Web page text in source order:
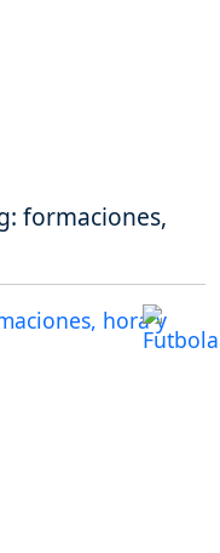
formaciones,